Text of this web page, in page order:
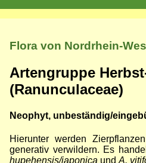
Flora von Nordrhein-
Artengruppe
(Ranunculaceae)
Neophyt, unbeständig/
Hierunter werden
generativ verwildern. Es
hupehensis/japonica und A.